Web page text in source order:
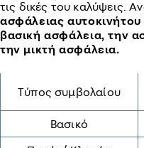
τις δικές του καλύψεις.
ασφάλειας
βασική ασφάλεια, την
την μικτή ασφάλεια.
Τύπος συμβολαίου
Βασικό